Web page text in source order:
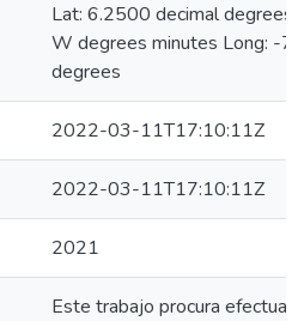
Lat: 6.2500 decimal
W degrees minutes Long: -
degrees
2022-03-11T17:10:11Z
2022-03-11T17:10:11Z
2021
Este trabajo procura efectuar